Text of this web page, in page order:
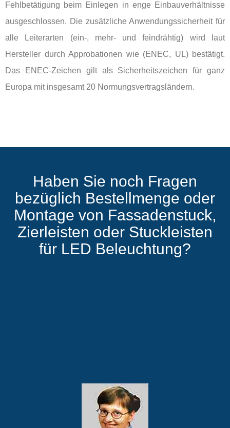
Fehlbetätigung beim Einlegen in enge Einbauverhältnisse
ausgeschlossen. Die zusätzliche Anwendungssicherheit für
alle Leiterarten (ein-, mehr- und feindrähtig) wird l aut
Hersteller durch Approbationen wie (ENEC, UL) bestätigt.
Das ENEC-Zeichen gilt als Sicherheitszeichen für ganz
Europa mit insgesamt 20 Normungsvertragsländern.
Haben Sie noch Fragen
bezüglich Bestellmenge oder
Montage von Fassadenstuck,
Zierleisten oder Stuckleisten
für LED Beleuchtung?